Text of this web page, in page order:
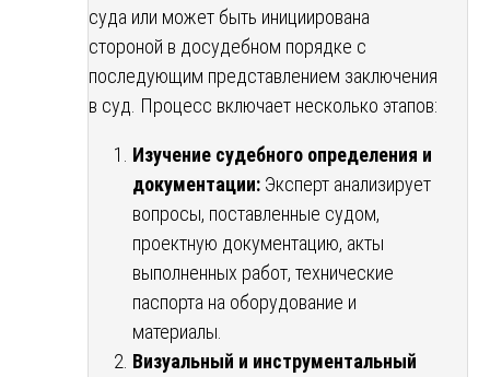
суда или может быть инициирована
стороной в досудебном порядке с
последующим представлением заключения
в суд. Процесс включает несколько этапов:
Изучение судебного определения и
документации: Эксперт анализирует
вопросы, поставленные судом,
проектную документацию, акты
выполненных работ, технические
паспорта на оборудование и
материалы.
Визуальный и инструментальный